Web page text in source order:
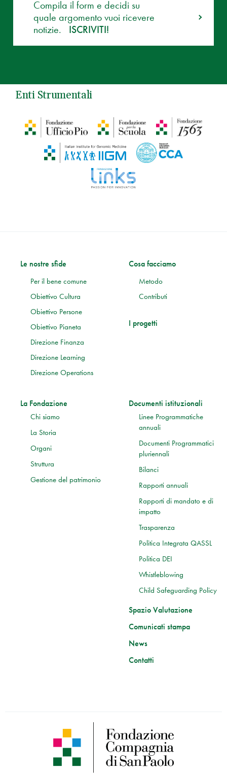
Compila il form e decidi su
quale argomento vuoi ricevere
notizie.
ISCRIVITI!
Enti Strumentali
Le nostre sfide
Per il bene comune
Obiettivo Cultura
Obiettivo Persone
Obiettivo Pianeta
Direzione Finanza
Direzione Learning
Direzione Operations
Cosa facciamo
Metodo
Contributi
I progetti
La Fondazione
Chi siamo
La Storia
Organi
Struttura
Gestione del patrimonio
Documenti istituzionali
Linee Programmatiche
annuali
Documenti Programmatici
pluriennali
Bilanci
Rapporti annuali
Rapporti di mandato e di
impatto
Trasparenza
Politica Integrata QASSL
Politica DEI
Whistleblowing
Child Safeguarding Policy
Spazio Valutazione
Comunicati stampa
News
Contatti